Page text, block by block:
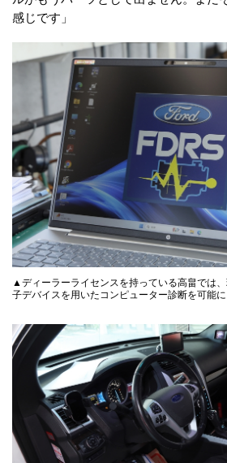
感じです」
▲ディーラーライセンスを持っている高畠では
子デバイスを用いたコンピューター診断を可能に